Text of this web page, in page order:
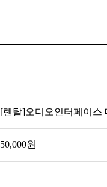
[렌탈]오디오인터페이스
50,000원